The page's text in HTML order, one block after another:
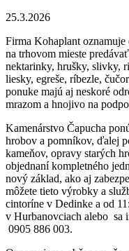
25.3.2026
Firma Kohaplant oznamuje
na trhovom mieste
nektarinky, hrušky, slivky,
liesky, egreše, ríbezle,
ponuke majú aj neskoré
mrazom a hnojivo na
Kamenárstvo Čapucha
hrobov a pomníkov, ďalej
kameňov, opravy starých
objednaní kompletného
nový základ, ako aj
môžete tieto výrobky a
cintoríne v Dedinke a od
v Hurbanovciach alebo sa
0905 886 003.